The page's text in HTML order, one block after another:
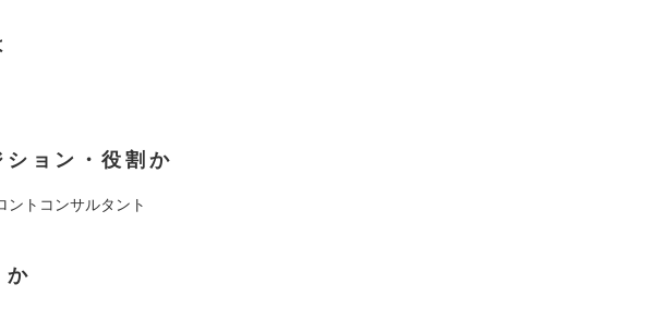
ション・役割か
ントコンサルタント
か